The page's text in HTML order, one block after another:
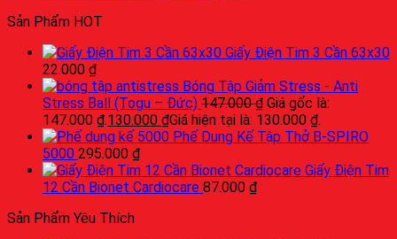
Sản Phẩm HOT
Giấy Điện Tim 3 Cần 63x30
22.000 ₫
Bóng Tập Giảm Stress - Anti
Stress Ball (Togu – Đức) 147.000₫ Giá gốc là:
147.000 ₫.130.000 ₫Giá hiện tại là: 130.000 ₫.
Phế Dung Kế Tập Thở B-SPIRO
5000 295.000 ₫
Giấy Điện Tim
12 Cần Bionet Cardiocare 87.000 ₫
Sản Phẩm Yêu Thích